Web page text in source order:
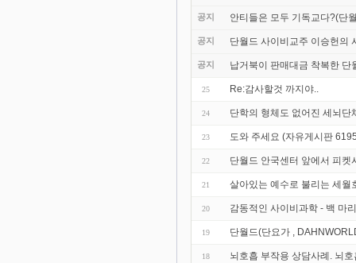
공지 안티들은 모두 기독교다?(단
공지 단월드 사이비교주 이승헌의
공지 납거북이 판매대금 착복한 단
25 Re:감사할것 까지야..
24 단학의 형체도 없어진 세뇌단
23 도와 주세요 (자유게시판
22 단월드 안국센터 앞에서 피켓
21 살아있는 예수로 불리는 세월
20 감동적인 사이비과학 - 백 마
19 단월드(단요가 ,
18 뇌호흡 부작용 상담사례. 뇌